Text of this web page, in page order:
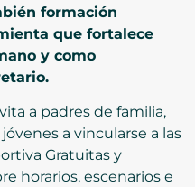
formación
que fortalece
y como
a padres de familia,
a vincularse a las
Gratuitas y
horarios, escenarios e